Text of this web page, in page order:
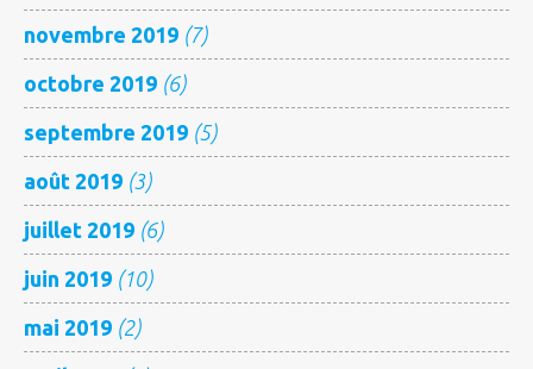
novembre 2019 (7)
octobre 2019 (6)
septembre 2019 (5)
août 2019 (3)
juillet 2019 (6)
juin 2019 (10)
mai 2019 (2)